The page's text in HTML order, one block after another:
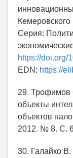
Кемеровского
Серия:
https://doi.org/
EDN: https://
29. Трофимов
объекты
объектов
2012. № 8. С.
30. Галайко